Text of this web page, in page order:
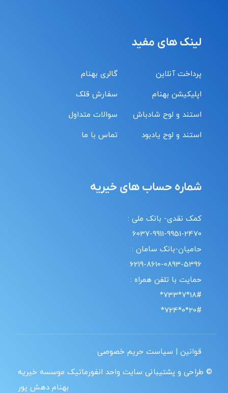
لینک های مفید
پرداخت آنلاین
اپلیکیشن بهنام
استند و لوح شادباش
استند و لوح یادبود
گالری بهنام
سفارش قلک
سوالات متداول
تماس با ما
شماره حساب های خیریه
کمک نقدی- بانک ملی :
6037-9911-9951-2470
حامیان-بانک سامان :
6219-8610-0893-5396
حمایت با تلفن همراه :
18#*7*733*
20#*0*724*
قوانین | سیاست حریم خصوصی
© طراحی و پشتیبانی سایت واحد انفورماتیک موسسه خیریه
بهنام دهش پور